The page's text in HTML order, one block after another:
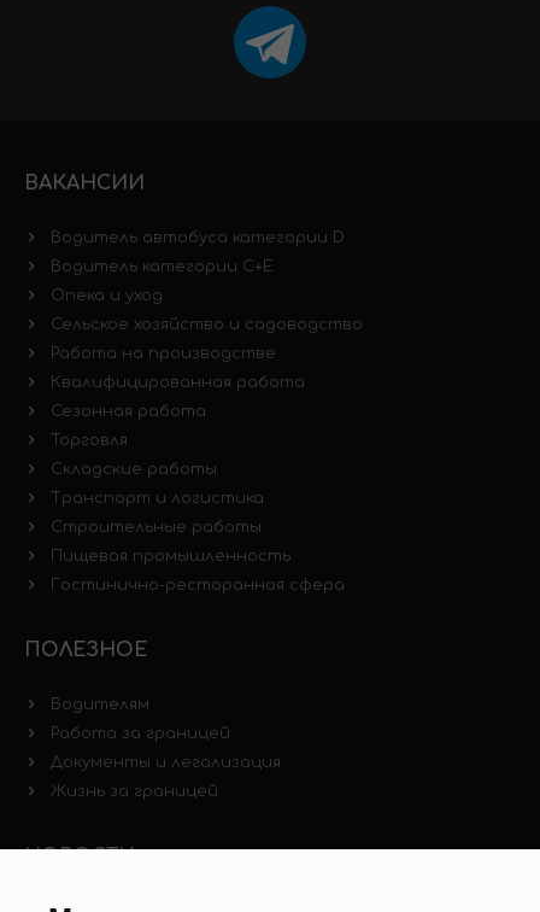
ВАКАНСИИ
Водитель автобуса категории D
Водитель категории C+E
Опека и уход
Сельское хозяйство и садоводство
Работа на производстве
Квалифицированная работа
Сезонная работа
Торговля
Складские работы
Транспорт и логистика
Строительные работы
Пищевая промышленность
Гостинично-ресторанная сфера
ПОЛЕЗНОЕ
Водителям
Работа за границей
Документы и легализация
Жизнь за границей
НОВОСТИ